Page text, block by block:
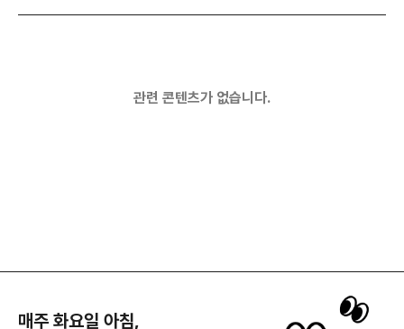
관련 콘텐츠가 없습니다.
매주 화요일 아침,